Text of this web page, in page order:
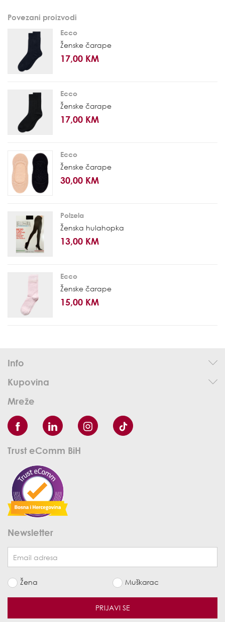
Povezani proizvodi
Ecco
Ženske čarape
17,00 KM
Ecco
Ženske čarape
17,00 KM
Ecco
Ženske čarape
30,00 KM
Polzela
Ženska hulahopka
13,00 KM
Ecco
Ženske čarape
15,00 KM
Info
Kupovina
Mreže
Trust eComm BiH
Newsletter
Žena Muškarac
PRIJAVI SE